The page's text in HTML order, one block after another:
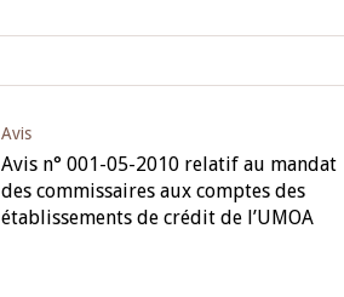
Avis
Avis n° 001-05-2010 relatif au mandat
des commissaires aux comptes des
établissements de crédit de l’UMOA